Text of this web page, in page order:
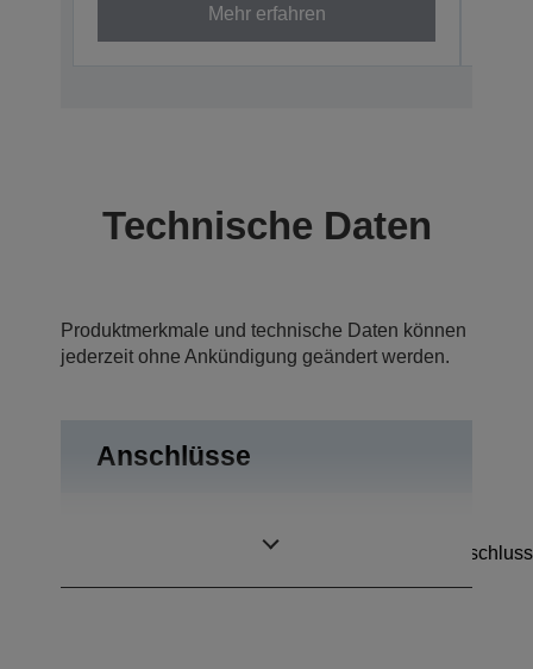
Mehr erfahren
Technische Daten
Produktmerkmale und technische Daten können
jederzeit ohne Ankündigung geändert werden.
Anschlüsse
Kassenschubladenanschluss